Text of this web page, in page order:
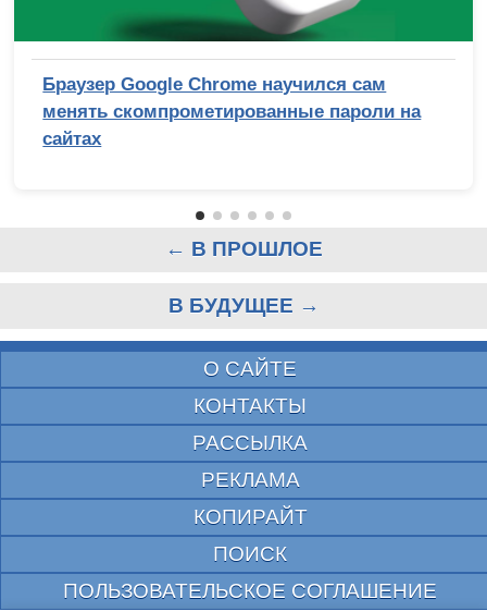
Браузер Google Chrome научился сам
менять скомпрометированные пароли на
сайтах
← В ПРОШЛОЕ
В БУДУЩЕЕ →
О САЙТЕ
КОНТАКТЫ
РАССЫЛКА
РЕКЛАМА
КОПИРАЙТ
ПОИСК
ПОЛЬЗОВАТЕЛЬСКОЕ СОГЛАШЕНИЕ